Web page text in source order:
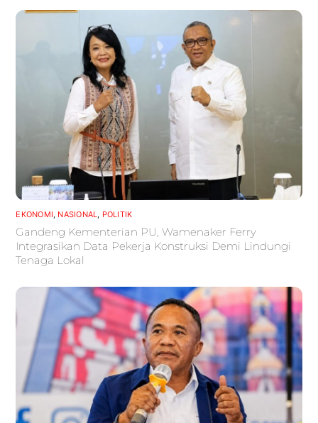
EKONOMI, NASIONAL, POLITIK
Gandeng Kementerian PU, Wamenaker Ferry
Integrasikan Data Pekerja Konstruksi Demi Lindungi
Tenaga Lokal